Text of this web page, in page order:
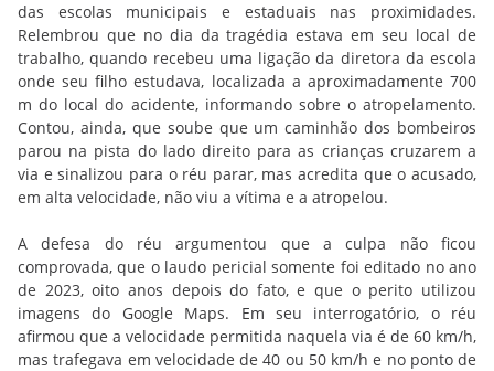
das escolas municipais e estaduais nas proximidades.
Relembrou que no dia da tragédia estava em seu local de
trabalho, quando recebeu uma ligação da diretora da escola
onde seu filho estudava, localizada a aproximadamente 700
m do local do acidente, informando sobre o atropelamento.
Contou, ainda, que soube que um caminhão dos bombeiros
parou na pista do lado direito para as crianças cruzarem a
via e sinalizou para o réu parar, mas acredita que o acusado,
em alta velocidade, não viu a vítima e a atropelou.
A defesa do réu argumentou que a culpa não ficou
comprovada, que o laudo pericial somente foi editado no ano
de 2023, oito anos depois do fato, e que o perito utilizou
imagens do Google Maps. Em seu interrogatório, o réu
afirmou que a velocidade permitida naquela via é de 60 km/h,
mas trafegava em velocidade de 40 ou 50 km/h e no ponto de